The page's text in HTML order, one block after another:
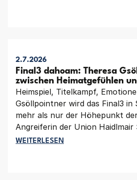
Titelverteidiger FBC LINZ AG
Finalticket. Dort wartet am
Weltpokalsieger und
Union Tigers Vöcklabruck.
Final3 dahoam: Theresa
zwischen Heimatgefühlen
2.7.2026
Heimspiel, Titelkampf,
Gsöllpointner wird das Final3 in
mehr als nur der Höhepunkt
Angreiferin der Union Haidlmair
Nussbach kehrt dorthin zurück,
WEITERLESENFINAL3 DAHOAM: THERESA